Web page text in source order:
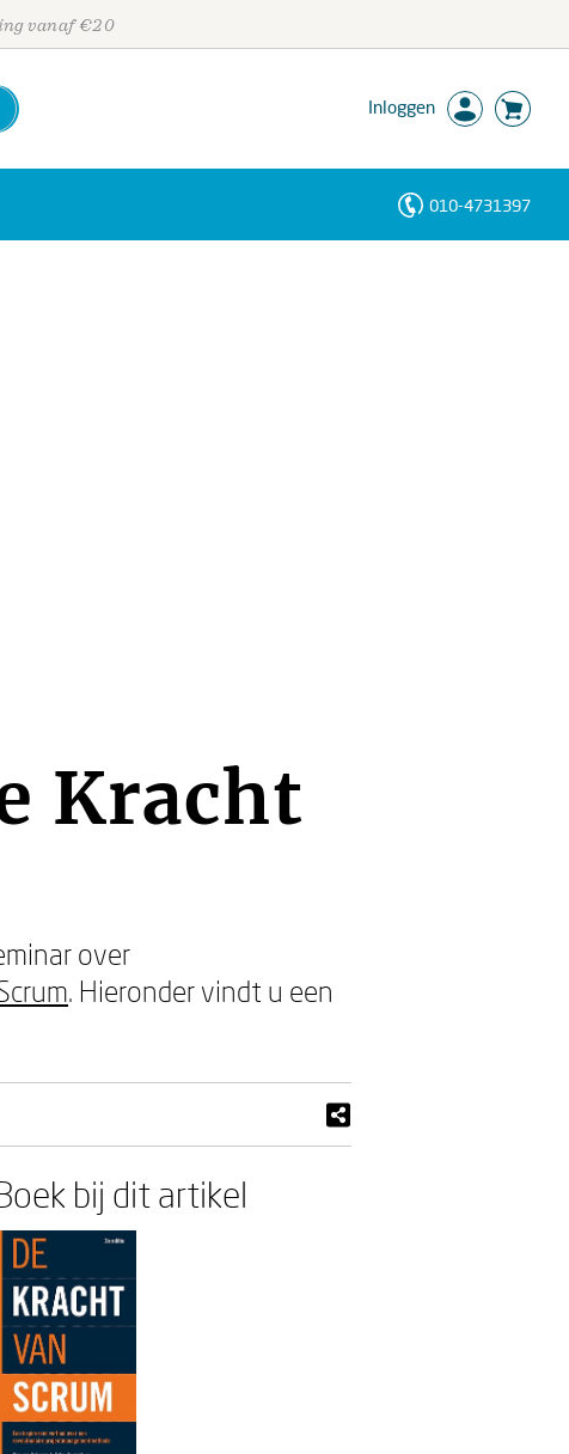
vanaf €20
Inloggen
010-4731397
Kracht
over
. Hieronder vindt u een
bij dit artikel
Personen